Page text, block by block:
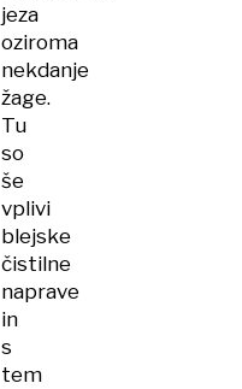
jeza
oziroma
nekdanje
žage.
Tu
so
še
vplivi
blejske
čistilne
naprave
in
s
tem